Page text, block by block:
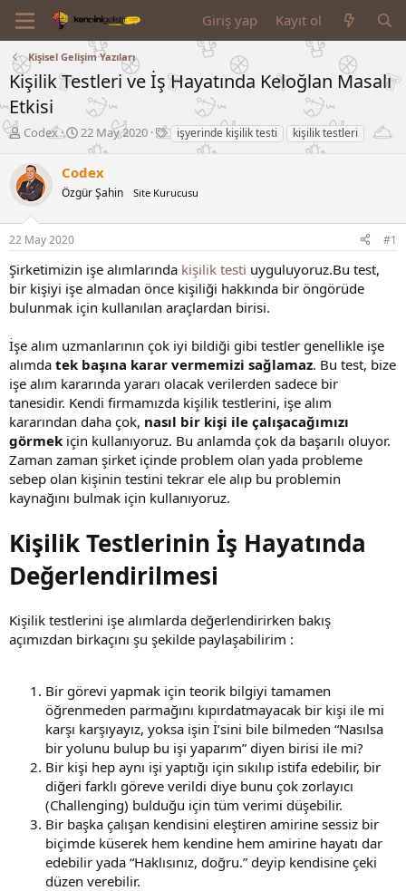
Giriş yap Kayıt ol
Kişisel Gelişim Yazıları
Kişilik Testleri ve İş Hayatında Keloğlan Masalı
Etkisi
K
n
u
y
B
a
ş
a
t
n
Codex
B
ş
l
a
g
t
a
r
h
22 May 2020
E
e
l
işyerinde kişilik testi kişilik testleri
Codex
Özgür Şahin Site Kurucusu
22 May 2020 #1
Şirketimizin işe alımlarında kişilik testi uyguluyoruz.Bu test,
bir kişiyi işe almadan önce kişiliği hakkında bir öngörüde
bulunmak için kullanılan araçlardan birisi.
İşe alım uzmanlarının çok iyi bildiği gibi testler genellikle işe
alımda tek başına karar vermemizi sağlamaz. Bu test, bize
işe alım kararında yararı olacak verilerden sadece bir
tanesidir. Kendi firmamızda kişilik testlerini, işe alım
kararından daha çok, nasıl bir kişi ile çalışacağımızı
görmek için kullanıyoruz. Bu anlamda çok da başarılı oluyor.
Zaman zaman şirket içinde problem olan yada probleme
sebep olan kişinin testini tekrar ele alıp bu problemin
kaynağını bulmak için kullanıyoruz.
Kişilik Testlerinin İş Hayatında
Değerlendirilmesi
Kişilik testlerini işe alımlarda değerlendirirken bakış
açımızdan birkaçını şu şekilde paylaşabilirim :
Bir görevi yapmak için teorik bilgiyi tamamen
öğrenmeden parmağını kıpırdatmayacak bir kişi ile mi
karşı karşıyayız, yoksa işin İ’sini bile bilmeden “Nasılsa
bir yolunu bulup bu işi yaparım” diyen birisi ile mi?
Bir kişi hep aynı işi yaptığı için sıkılıp istifa edebilir, bir
diğeri farklı göreve verildi diye bunu çok zorlayıcı
(Challenging) bulduğu için tüm verimi düşebilir.
Bir başka çalışan kendisini eleştiren amirine sessiz bir
biçimde küserek hem kendine hem amirine hayatı dar
edebilir yada “Haklısınız, doğru.” deyip kendisine çeki
düzen verebilir.